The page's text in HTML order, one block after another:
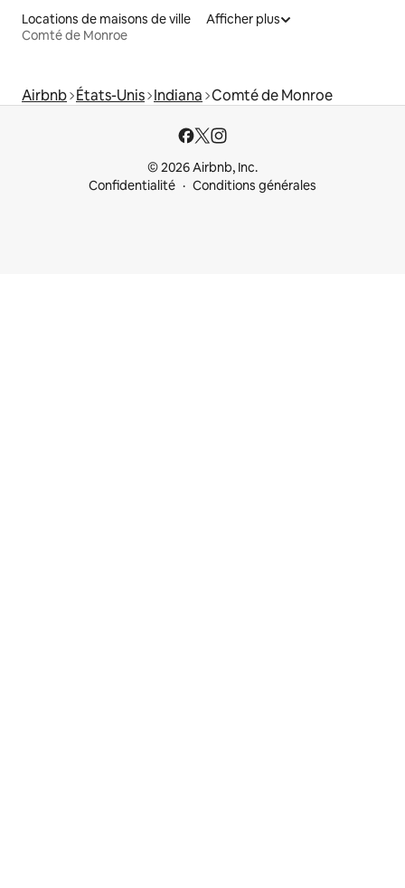
Locations de maisons de ville
Comté de Monroe
Afficher plus
Airbnb États-Unis Indiana Comté de Monroe
© 2026 Airbnb, Inc.
Confidentialité
Conditions générales